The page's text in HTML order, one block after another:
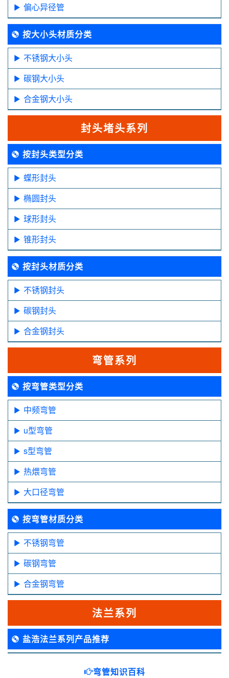
偏心异径管
按大小头材质分类
不锈钢大小头
碳钢大小头
合金钢大小头
封头堵头系列
按封头类型分类
蝶形封头
椭圆封头
球形封头
锥形封头
按封头材质分类
不锈钢封头
碳钢封头
合金钢封头
弯管系列
按弯管类型分类
中频弯管
u型弯管
s型弯管
热煨弯管
大口径弯管
按弯管材质分类
不锈钢弯管
碳钢弯管
合金钢弯管
法兰系列
盐浩法兰系列产品推荐
弯管知识百科